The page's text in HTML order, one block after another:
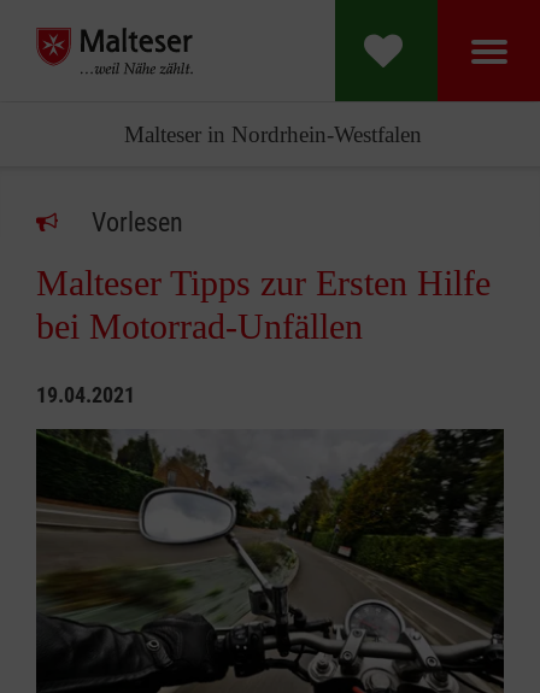
Malteser in Nordrhein-Westfalen
Vorlesen
Malteser Tipps zur Ersten Hilfe
bei Motorrad-Unfällen
19.04.2021